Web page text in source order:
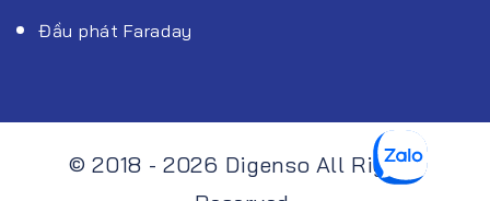
Đầu phát Faraday
© 2018 - 2026 Digenso All Rights